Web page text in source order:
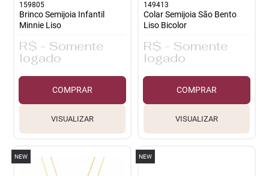
159805
Brinco Semijoia Infantil
Minnie Liso
R$ - Somente
logado
COMPRAR
VISUALIZAR
149413
Colar Semijoia São Bento
Liso Bicolor
R$ - Somente
logado
COMPRAR
VISUALIZAR
NEW NEW